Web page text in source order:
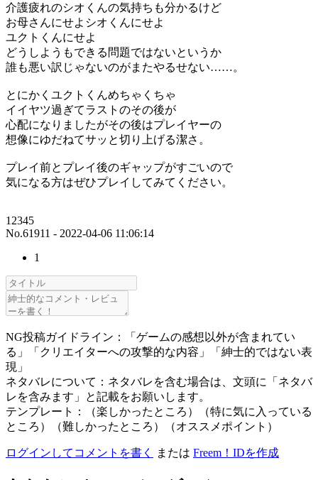
介護疲れのシオくんの気持ちも分かるけど
お母さんにせよシオくんにせよ
ユクトくんにせよ
どうしようもできる問題ではないというか
誰も悪い訳じゃないのがまたやるせない……。
とにかくユクトくんめちゃくちゃ
イイヤツ過ぎてラストのその後が
心配になりましたがその後はプレイヤーの
想像にゆだねてサッと切り上げる潔さ。
プレイ前とプレイ後のギャップがすごいので
気になる方はぜひプレイしてみてください。
12345
No.61911 - 2022-04-06 11:06:14
1
NG投稿ガイドライン：「ゲームの感想以外が含まれてい
る」「クリエイターへの攻撃的な内容」「紳士的ではない表
現」
ネタバレについて：ネタバレを含む場合は、文頭に「ネタバ
レを含みます」と記載をお願いします。
テンプレート：（楽しかったところ）（特に気に入っている
ところ）（難しかったところ）（オススメポイント）
ログインしてコメントを書く または Freem！IDを作成